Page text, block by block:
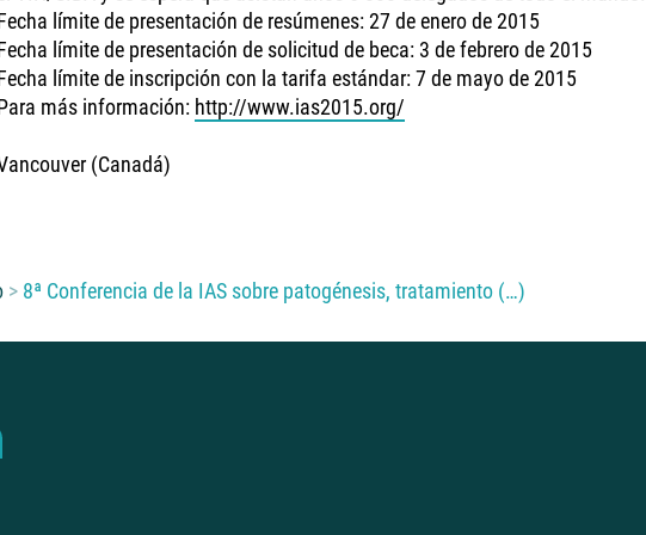
límite de presentación de resúmenes: 27 de enero de 2015
límite de presentación de solicitud de beca: 3 de febrero de 2015
límite de inscripción con la tarifa estándar: 7 de mayo de 2015
más información: http://www.ias2015.org/
(Canadá)
8ª Conferencia de la IAS sobre patogénesis, tratamiento (…)